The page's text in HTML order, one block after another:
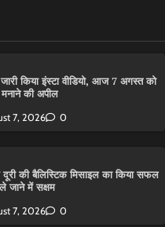
किया इंस्टा वीडियो, आज 7 अगस्त को
मनाने की अपील
7, 2026 0
की बैलिस्टिक मिसाइल का किया सफल
ले जाने में सक्षम
7, 2026 0